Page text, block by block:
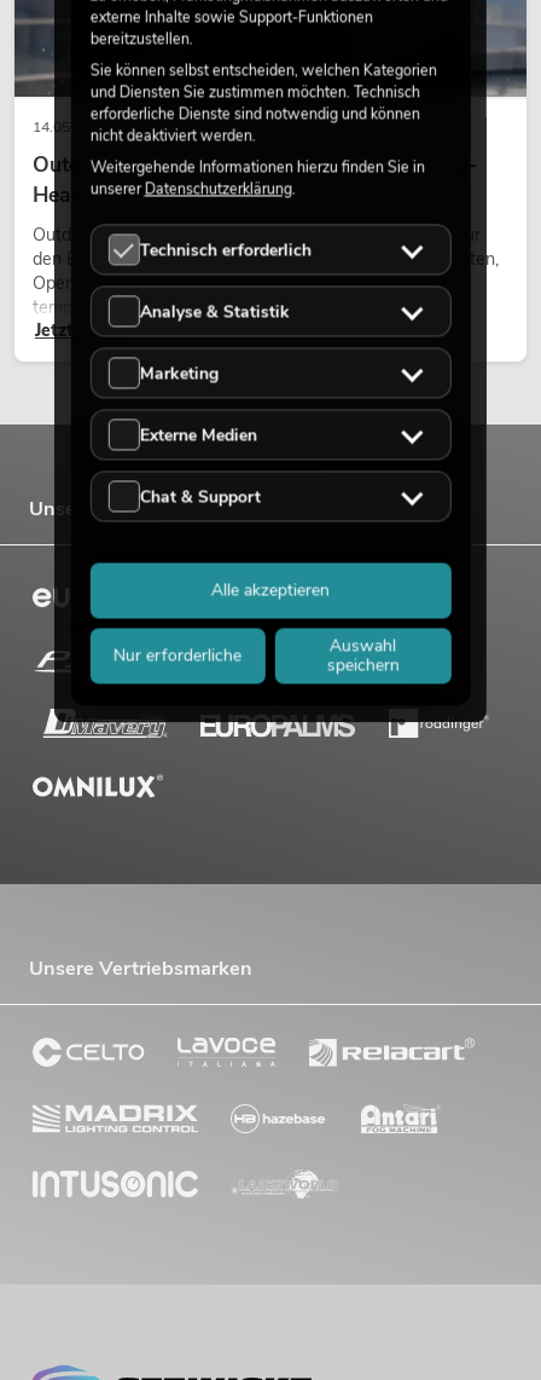
549,00€
PSSO PA Set PRO S MK2
No. 20000456
PSSO PA Set PRO M MK2
PSSO PA Set PRO L MK2
No. 20000458 Artikel nicht mehr verfügbar
14.05.2026
Outdoor Moving-Heads: Wetterfeste Moving-
Heads bei Events
Outdoor Moving-Heads sind bewegliche Scheinwerfer für
den Einsatz im Freien. Sie werden bei Festivals, Stadtfesten,
Open-Air-Konzerten, Architekturinszenierungen und
temporären Außeninstallationen eingesetzt.
Jetzt lesen
Unsere Marken
Unsere Vertriebsmarken
externe Inhalte sowie Support-Funktionen
bereitzustellen.
Sie können selbst entscheiden, welchen Kategorien
und Diensten Sie zustimmen möchten. Technisch
erforderliche Dienste sind notwendig und können
nicht deaktiviert werden.
Weitergehende Informationen hierzu finden Sie in
unsererDatenschutzerklärung.
Technisch erforderlich
Analyse & Statistik
Marketing
Externe Medien
Chat & Support
Nur erforderliche
Auswahl
speichern
Alle akzeptieren